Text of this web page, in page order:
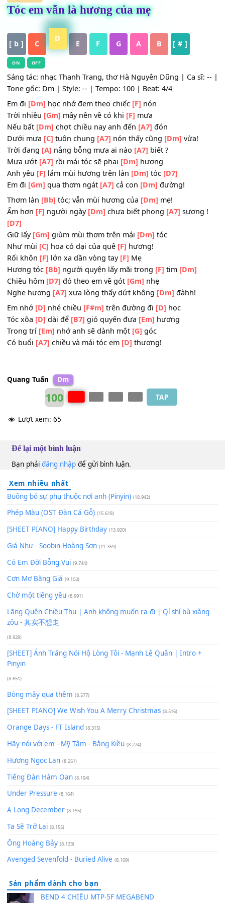
Tóc em vẫn là hương của mẹ
[ b ] C E F G A B [ # ]
Sáng tác: nhạc Thanh Trang, thơ Hà Nguyên Dũng | Ca
Tone gốc: Dm | Style: -- | Tempo: 100 | Beat: 4/4
Em đi[Dm]học nhớ đem theo chiếc[F]nón
Trời nhiều[Gm]mây nên về có khi[F] mưa
Nếu bất[Dm]chợt chiều nay anh đến[A7]
Dưới mưa[C]tuôn chung[A7]nón thấy cũng
Trời đang [A] nắng bỗng mưa ai nào [A7] biết ?
Mưa ướt[A7]rồi mái tóc sẽ phai[Dm]hương
Anh yêu[F]lắm mùi hương trên làn[Dm] tóc [D7]
Em đi [Gm] qua thơm ngát [A7] cả con [Dm]
Thơm làn[Bb]tóc; vẫn mùi hương của
Ấm hơn [F] người ngày[Dm]chưa biết phong
[D7]
Giữ lấy[Gm]giùm mùi thơm trên mái[Dm]
Như mùi[C]hoa cỏ dại của quê[F]hương!
Rối khôn[F]lớn xa dần vòng tay[F]Mẹ
Hương tóc[Bb]người quyện lấy mãi trong[F]
Chiều hôm[D7]đó theo em về gót[Gm]
Nghe hương xưa lòng thấy dứt không
Tóc xõa[D] dài để
[Em]nhớ anh sẽ dành một [G]góc
[A7]chiều và mái tóc em thương!
Quang Tuấn Dm
100
Lượt xem: 65
Để lại một bình luận
Bạn phải
đăng nhập để gửi bình luận.
Xem nhiều nhất
Buông bỏ sự phụ thuộc nơi anh (Pinyin)
Phép Màu (OST Đàn Cá Gỗ)
[SHEET PIANO] Happy Birthday (13.920)
Có Em Đời Bỗng Vui (9.744)
Cơn Mơ Băng Giá
zǒu - 其实不想走
[SHEET] Ánh Trăng Nói Hộ Lòng Tôi - Mạnh Lệ Quân | Intro +
Pinyin
(8.651)
Bóng mây qua thềm
[SHEET PIANO] We Wish You A Merry Christmas
Orange Days - FT Island
Tiếng Đàn Hàm Oan (8.194)